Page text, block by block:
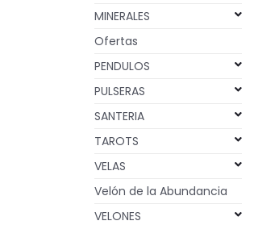
MINERALES
Ofertas
PENDULOS
PULSERAS
SANTERIA
TAROTS
VELAS
Velón de la Abundancia
VELONES